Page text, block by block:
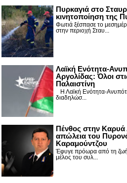
Πυρκαγιά στο
κινητοποίηση της
Φωτιά ξέσπασε το
στην περιοχή Σταυ...
Λαϊκή Ενότητα-
Αργολίδας: Όλοι
Παλαιστίνη
Η Λαϊκή Ενότητα-
διαδηλώσ...
Πένθος στην Καρυά
απώλεια του
Καραμούντζου
Έφυγε πρόωρα από τη ζωή
μέλος του συλ...